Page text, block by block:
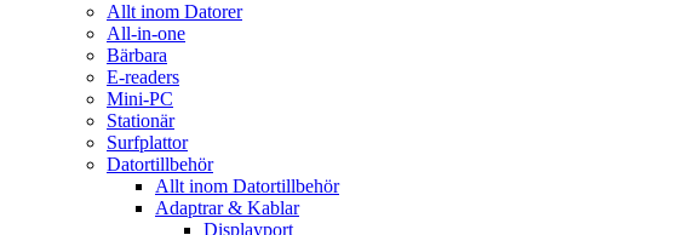
Allt inom Datorer
All-in-one
Bärbara
E-readers
Mini-PC
Stationär
Surfplattor
Datortillbehör
Allt inom Datortillbehör
Adaptrar & Kablar
Displayport